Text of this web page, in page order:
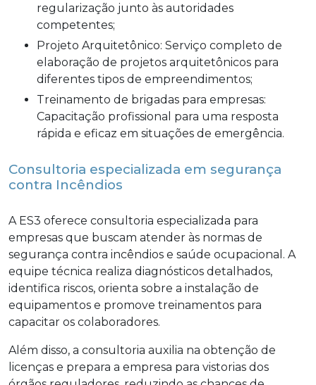
regularização junto às autoridades
competentes;
Projeto Arquitetônico: Serviço completo de
elaboração de projetos arquitetônicos para
diferentes tipos de empreendimentos;
Treinamento de brigadas para empresas:
Capacitação profissional para uma resposta
rápida e eficaz em situações de emergência.
Consultoria especializada em segurança
contra Incêndios
A ES3 oferece consultoria especializada para
empresas que buscam atender às normas de
segurança contra incêndios e saúde ocupacional. A
equipe técnica realiza diagnósticos detalhados,
identifica riscos, orienta sobre a instalação de
equipamentos e promove treinamentos para
capacitar os colaboradores.
Além disso, a consultoria auxilia na obtenção de
licenças e prepara a empresa para vistorias dos